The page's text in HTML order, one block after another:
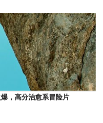
，高分治愈系冒险片